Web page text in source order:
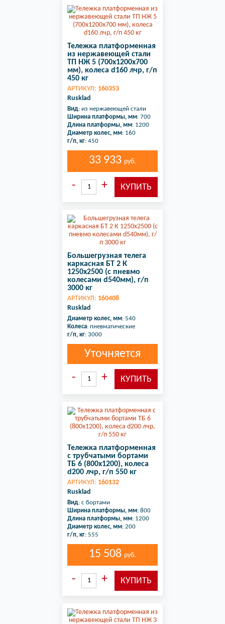
Тележка платформенная
из нержавеющей стали
ТП НЖ 5 (700х1200х700
мм), колеса d160 лчр, г/п
450 кг
АРТИКУЛ: 160353
Rusklad
Вид: из нержавеющей стали
Ширина платформы, мм: 700
Длина платформы, мм: 1200
Диаметр колес, мм: 160
г/п, кг: 450
33 933 руб.
Большегрузная телега
каркасная БТ 2 К
1250х2500 (с пневмо
колесами d540мм), г/п
3000 кг
АРТИКУЛ: 160408
Rusklad
Диаметр колес, мм: 540
Колеса: пневматические
г/п, кг: 3000
Уточняется
Тележка платформенная
с трубчатыми бортами
ТБ 6 (800х1200), колеса
d200 лчр, г/п 550 кг
АРТИКУЛ: 160132
Rusklad
Вид: с бортами
Ширина платформы, мм: 800
Длина платформы, мм: 1200
Диаметр колес, мм: 200
г/п, кг: 555
15 508 руб.